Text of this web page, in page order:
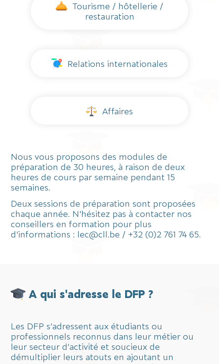
Tourisme / hôtellerie /
restauration
Relations internationales
Affaires
Nous vous proposons des modules de
préparation de 30 heures, à raison de deux
heures de cours par semaine pendant 15
semaines.
Deux sessions de préparation sont proposées
chaque année. N'hésitez pas à contacter nos
conseillers en formation pour plus
d'informations : lec@cll.be / +32 (0)2 761 74 65.
A qui s'adresse le DFP ?
Les DFP s’adressent aux étudiants ou
professionnels reconnus dans leur métier ou
leur secteur d’activité et soucieux de
démultiplier leurs atouts en ajoutant un